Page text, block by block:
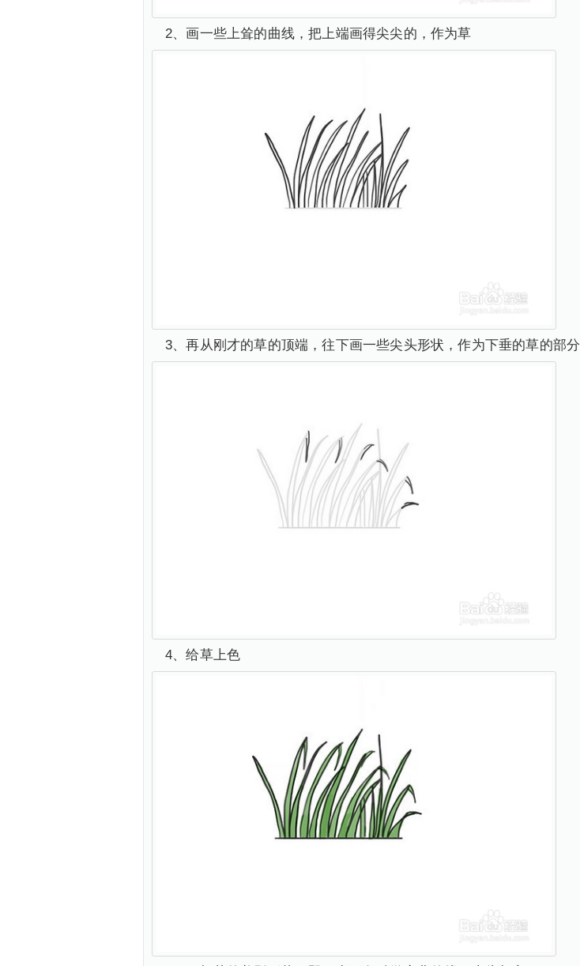
2、画一些上耸的曲线，把上端画得尖尖的，作为草
3、再从刚才的草的顶端，往下画一些尖头形状，作为下垂的草的部分
4、给草上色